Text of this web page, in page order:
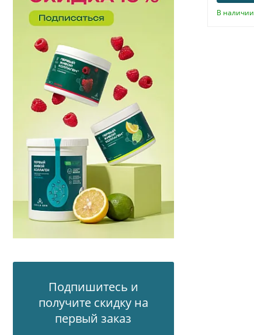
В наличии
Подпишитесь и
получите скидку на
первый заказ